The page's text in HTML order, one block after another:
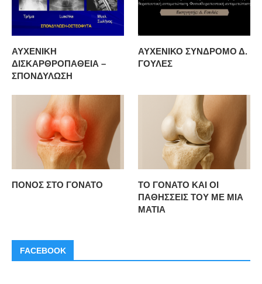
ΑΥΧΕΝΙΚΗ
ΔΙΣΚΑΡΘΡΟΠΑΘΕΙΑ –
ΣΠΟΝΔΥΛΩΣΗ
ΑΥΧΕΝΙΚΟ ΣΥΝΔΡΟΜΟ Δ.
ΓΟΥΛΕΣ
ΠΟΝΟΣ ΣΤΟ ΓΟΝΑΤΟ
ΤΟ ΓΟΝΑΤΟ ΚΑΙ ΟΙ
ΠΑΘΗΣΣΕΙΣ ΤΟΥ ΜΕ ΜΙΑ
ΜΑΤΙΑ
FACEBOOK